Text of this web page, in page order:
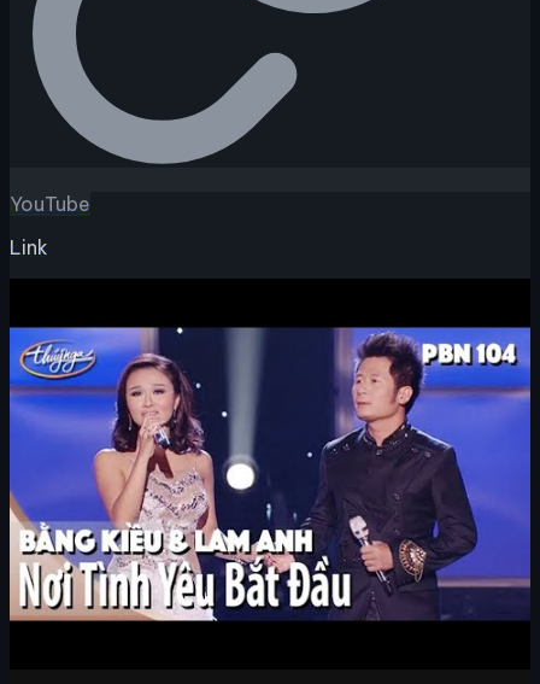
YouTube
Link